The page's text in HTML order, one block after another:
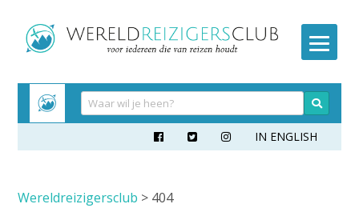
naar
inhoud
   IN ENGLISH
Wereldreizigersclub > 404